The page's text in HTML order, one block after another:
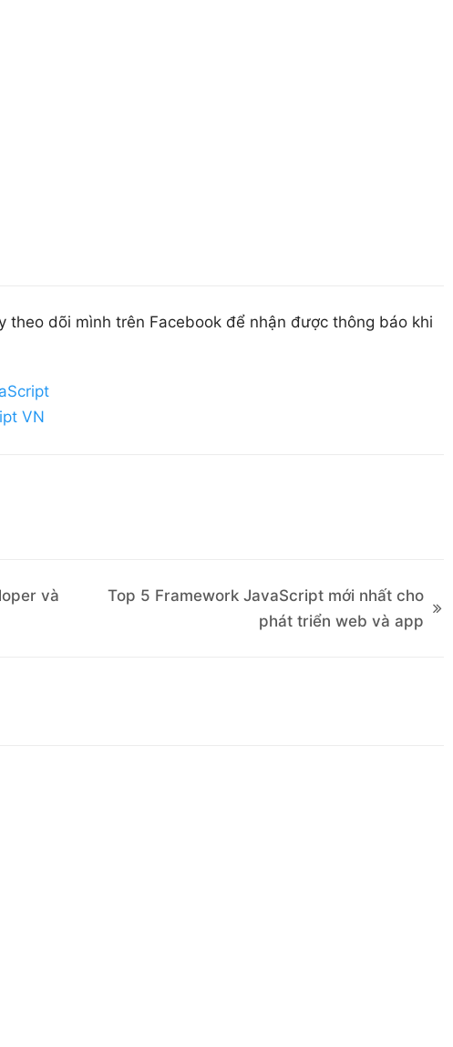
dõi mình trên Facebook để nhận được thông báo khi
VN
và
Top 5 Framework JavaScript mới nhất cho
phát triển web và app